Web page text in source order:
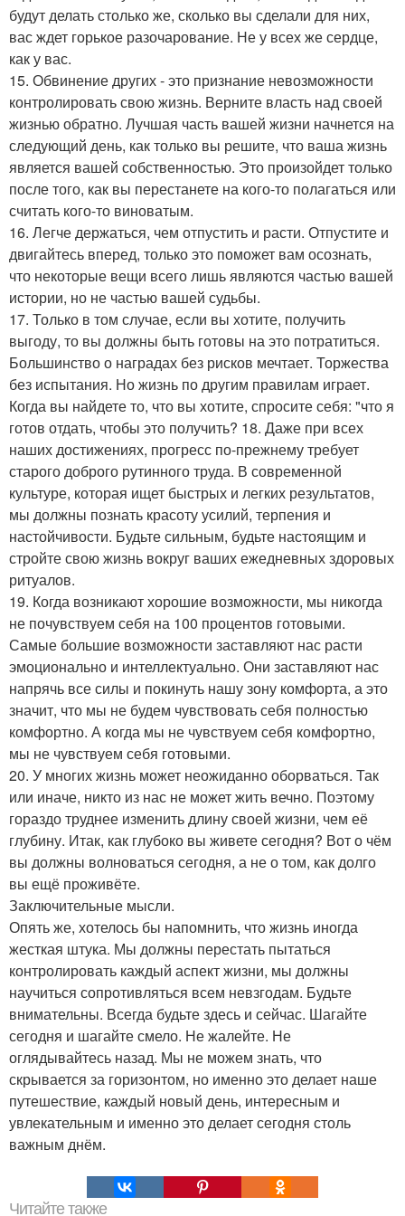
будут делать столько же, сколько вы сделали для них,
вас ждет горькое разочарование. Не у всех же сердце,
как у вас.
15. Обвинение других - это признание невозможности
контролировать свою жизнь. Верните власть над своей
жизнью обратно. Лучшая часть вашей жизни начнется на
следующий день, как только вы решите, что ваша жизнь
является вашей собственностью. Это произойдет только
после того, как вы перестанете на кого-то полагаться или
считать кого-то виноватым.
16. Легче держаться, чем отпустить и расти. Отпустите и
двигайтесь вперед, только это поможет вам осознать,
что некоторые вещи всего лишь являются частью вашей
истории, но не частью вашей судьбы.
17. Только в том случае, если вы хотите, получить
выгоду, то вы должны быть готовы на это потратиться.
Большинство о наградах без рисков мечтает. Торжества
без испытания. Но жизнь по другим правилам играет.
Когда вы найдете то, что вы хотите, спросите себя: "что я
готов отдать, чтобы это получить? 18. Даже при всех
наших достижениях, прогресс по-прежнему требует
старого доброго рутинного труда. В современной
культуре, которая ищет быстрых и легких результатов,
мы должны познать красоту усилий, терпения и
настойчивости. Будьте сильным, будьте настоящим и
стройте свою жизнь вокруг ваших ежедневных здоровых
ритуалов.
19. Когда возникают хорошие возможности, мы никогда
не почувствуем себя на 100 процентов готовыми.
Самые большие возможности заставляют нас расти
эмоционально и интеллектуально. Они заставляют нас
напрячь все силы и покинуть нашу зону комфорта, а это
значит, что мы не будем чувствовать себя полностью
комфортно. А когда мы не чувствуем себя комфортно,
мы не чувствуем себя готовыми.
20. У многих жизнь может неожиданно оборваться. Так
или иначе, никто из нас не может жить вечно. Поэтому
гораздо труднее изменить длину своей жизни, чем её
глубину. Итак, как глубоко вы живете сегодня? Вот о чём
вы должны волноваться сегодня, а не о том, как долго
вы ещё проживёте.
Заключительные мысли.
Опять же, хотелось бы напомнить, что жизнь иногда
жесткая штука. Мы должны перестать пытаться
контролировать каждый аспект жизни, мы должны
научиться сопротивляться всем невзгодам. Будьте
внимательны. Всегда будьте здесь и сейчас. Шагайте
сегодня и шагайте смело. Не жалейте. Не
оглядывайтесь назад. Мы не можем знать, что
скрывается за горизонтом, но именно это делает наше
путешествие, каждый новый день, интересным и
увлекательным и именно это делает сегодня столь
важным днём.
Читайте также